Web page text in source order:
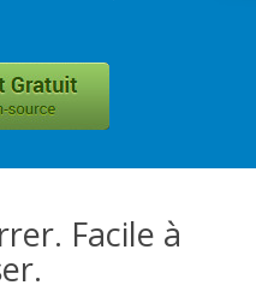
Facile à